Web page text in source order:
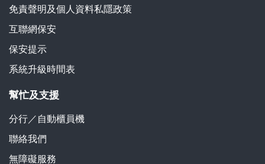
免責聲明及個人資料私隱政策
互聯網保安
保安提示
系統升級時間表
幫忙及支援
分行／自動櫃員機
聯絡我們
無障礙服務